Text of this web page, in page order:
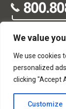
We value
We use cookies
personalized
clicking "Accept
Customize
© Acea
Vigone 42 -
Torino
33.915.698,68